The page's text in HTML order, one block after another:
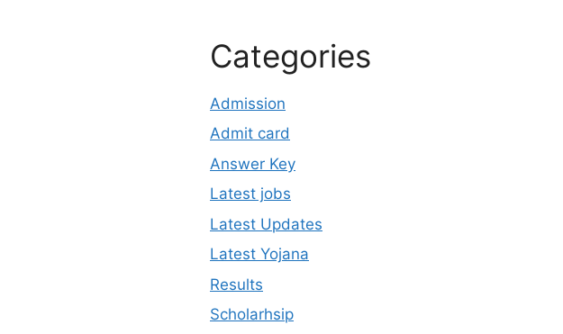
Categories
Admission
Admit card
Answer Key
Latest jobs
Latest Updates
Latest Yojana
Results
Scholarhsip